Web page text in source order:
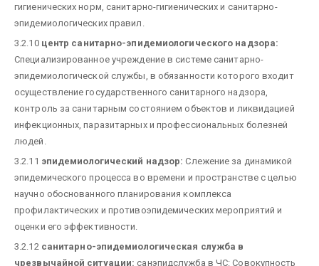
гигиенических норм, санитарно-гигиенических и санитарно-
эпидемиологических правил.
3.2.10центр санитарно-эпидемиологического надзора:
Специализированное учреждение в системе санитарно-
эпидемиологической службы, в обязанности которого входит
осуществление государственного санитарного надзора,
контроль за санитарным состоянием объектов и ликвидацией
инфекционных, паразитарных и профессиональных болезней
людей.
3.2.11 эпидемиологический надзор: Слежение за динамикой
эпидемического процесса во времени и пространстве с целью
научно обоснованного планирования комплекса
профилактических и противоэпидемических мероприятий и
оценки его эффективности.
3.2.12 санитарно-эпидемиологическая служба в
чрезвычайной ситуации: санэпидслужба в ЧС: Совокупность